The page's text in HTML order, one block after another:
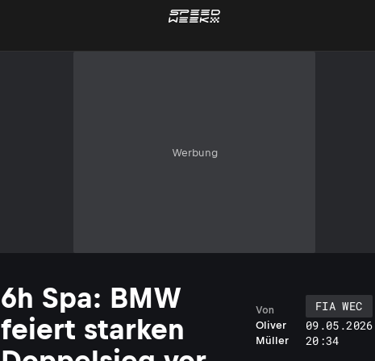
Werbung
6h Spa: BMW
feiert starken
Oliver
Müller
Von
FIA WEC
20:34